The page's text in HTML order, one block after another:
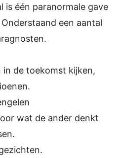
is één paranormale gave
een aantal
in de toekomst kijken,
wat de ander denkt